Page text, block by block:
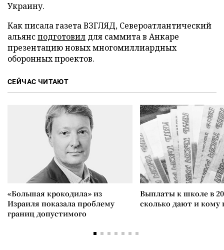
Украину.
Как писала газета ВЗГЛЯД, Североатлантический
альянсподготовил для саммита в Анкаре
презентацию новых многомиллиардных
оборонных проектов.
СЕЙЧАС ЧИТАЮТ
«Большая крокодила» из
Израиля показала проблему
границ допустимого
Выплаты к школе в
сколько дают и